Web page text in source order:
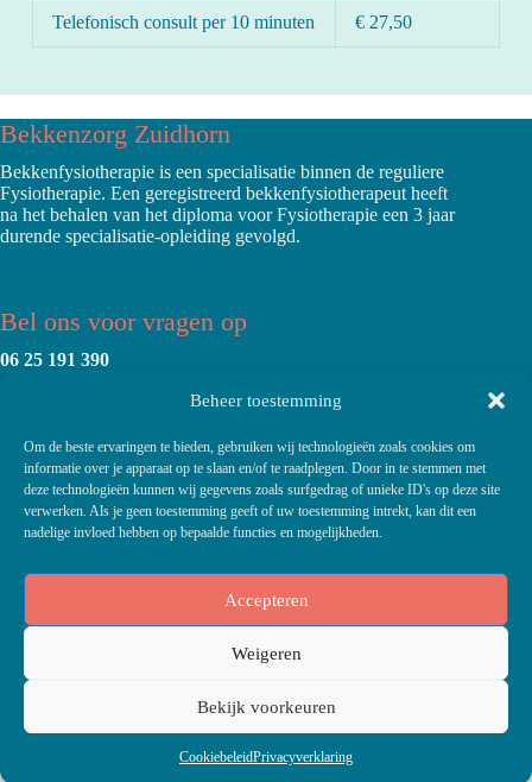
Beheer toestemming
Om de beste ervaringen te bieden, gebruiken wij technologieën zoals cookies om
informatie over je apparaat op te slaan en/of te raadplegen. Door in te stemmen met
deze technologieën kunnen wij gegevens zoals surfgedrag of unieke ID's op deze site
verwerken. Als je geen toestemming geeft of uw toestemming intrekt, kan dit een
nadelige invloed hebben op bepaalde functies en mogelijkheden.
Accepteren
Weigeren
Bekijk voorkeuren
CookiebeleidPrivacyverklaring
Telefonisch consult per 10 minuten € 27,50
Bekkenzorg Zuidhorn
Bekkenfysiotherapie is een specialisatie binnen de reguliere
Fysiotherapie. Een geregistreerd bekkenfysiotherapeut heeft
na het behalen van het diploma voor Fysiotherapie een 3 jaar
durende specialisatie-opleiding gevolgd.
Bel ons voor vragen op
06 25 191 390
Stuur ons een bericht naar
info@bekkenzorgzuidhorn.nl
Onze locaties
Bekkenzorg Zuidhorn
Wadwerd 1 c
(2e verdieping van gezondheidscentrum)
9746 DC Groningen
Copyright © 2026 - Bekkenzorg Zuidhorn - Privacy Policy